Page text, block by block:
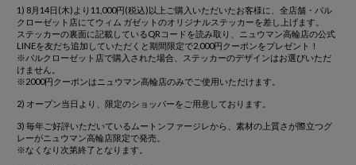
1) 8月14日(木)より11,000円(税込)以上ご購入いただいたお客様に、全店舗・パル
クローゼット店にてウィム ガゼットのオリジナルステッカーを差し上げます。
ステッカーの裏面に記載しているQRコードを読み取り、ニュウマン高輪店の公式
LINEを友だち追加していただくと期間限定で2,000円クーポンをプレゼント！
※パルクローゼット店で購入された場合、ステッカーのデザインはお選びいただ
けません。
※2000円クーポンはニュウマン高輪店のみでご使用いただけます。
2) オープン当日より、限定のショッパーをご用意しております。
3) 毎年ご好評いただいているムートンファージレから、素材の上質さが際立つグ
レーがニュウマン高輪店限定で発売。
※なくなり次第終了となります。